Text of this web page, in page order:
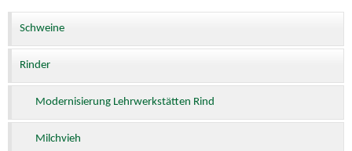
Schweine
Rinder
Modernisierung Lehrwerkstätten Rind
Milchvieh